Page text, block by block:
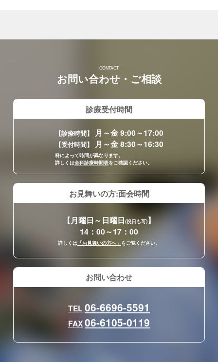
お問い合わせ・ご相談
CONTACT
診療受付時間
【診療時間】 月～金 9:00～17:00
【受付時間】 月～金 8:30～16:30
科によって時間が異なります。
詳しくは全科診療時間表をご確認ください。
お見舞いの方:面会時間
【月曜日～日曜日(祝日も可)】
14：00～17：00
詳しくは 「お見舞いの方へ」 をご覧ください。
お問い合わせ
TEL 06-6696-5591
FAX06-6105-0119